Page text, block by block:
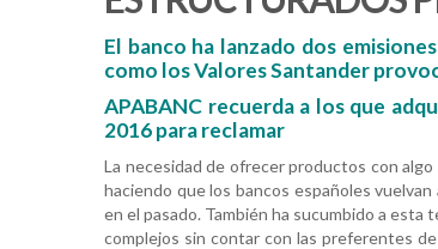
El banco ha lanzado dos
como los Valores Santander
APABANC recuerda a los que
2016 para reclamar
La necesidad de ofrecer productos con
haciendo que los bancos españoles
en el pasado. También ha sucumbido a
complejos sin contar con las preferentes